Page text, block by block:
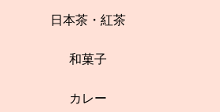
日本茶・紅茶
和菓子
カレー